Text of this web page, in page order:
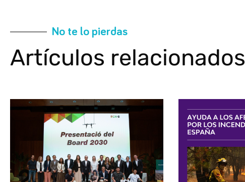
No te lo pierdas
Artículos relacionados